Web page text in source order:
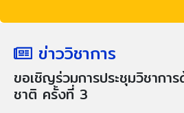
ข่าววิชาการ
ขอเชิญร่วมการประชุมวิชากา
ชาติ ครั้งที่ 3